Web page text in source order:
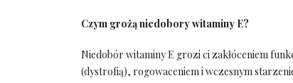
Czym grożą niedobory witaminy E?
Niedobór witaminy E grozi ci zakłóceniem
(dystrofią), rogowaceniem i wczesnym